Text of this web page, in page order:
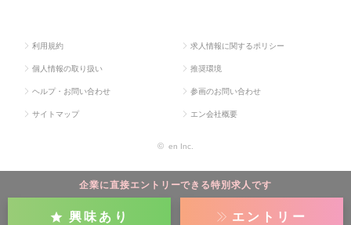
企業に直接エントリーできる特別求人です
興味あり エントリー
利用規約 求人情報に関するポリシー
個人情報の取り扱い 推奨環境
ヘルプ・お問い合わせ 参画のお問い合わせ
サイトマップ エン会社概要
© en Inc.